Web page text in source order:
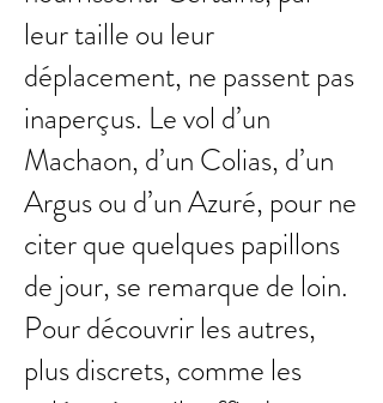
leur taille ou leur
déplacement, ne passent pas
inaperçus. Le vol d’un
Machaon, d’un Colias, d’un
Argus ou d’un Azuré, pour ne
citer que quelques papillons
de jour, se remarque de loin.
Pour découvrir les autres,
plus discrets, comme les